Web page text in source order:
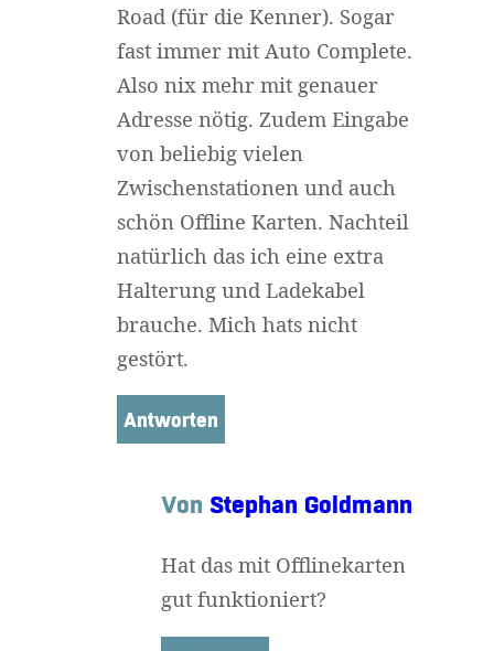
Road (für die Kenner). Sogar
fast immer mit Auto Complete.
Also nix mehr mit genauer
Adresse nötig. Zudem Eingabe
von beliebig vielen
Zwischenstationen und auch
schön Offline Karten. Nachteil
natürlich das ich eine extra
Halterung und Ladekabel
brauche. Mich hats nicht
gestört.
Antworten
Von Stephan Goldmann
Hat das mit Offlinekarten
gut funktioniert?